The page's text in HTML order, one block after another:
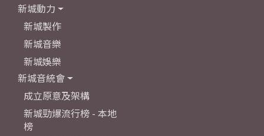
新城動力
新城製作
新城音樂
新城娛樂
新城音統會
成立原意及架構
新城勁爆流行榜 - 本地
榜